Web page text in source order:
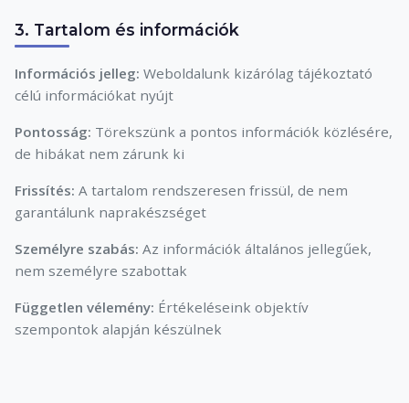
3. Tartalom és információk
Információs jelleg: Weboldalunk kizárólag tájékoztató
célú információkat nyújt
Pontosság: Törekszünk a pontos információk közlésére,
de hibákat nem zárunk ki
Frissítés: A tartalom rendszeresen frissül, de nem
garantálunk naprakészséget
Személyre szabás: Az információk általános jellegűek,
nem személyre szabottak
Független vélemény: Értékeléseink objektív
szempontok alapján készülnek